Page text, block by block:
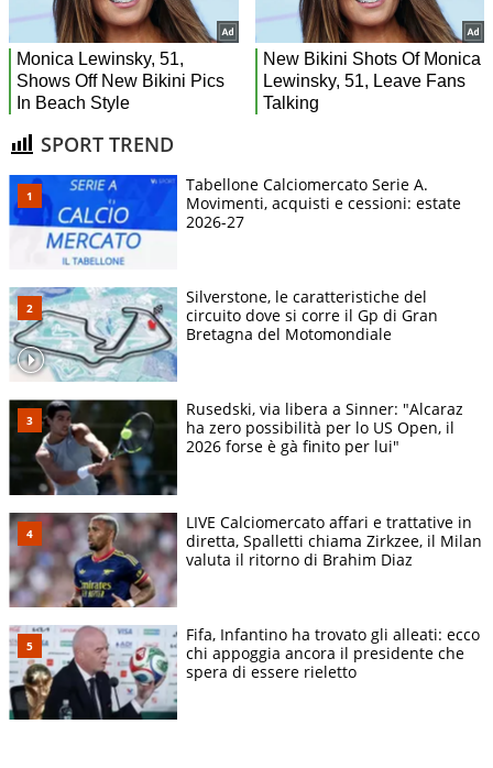
SPORT TREND
Tabellone Calciomercato Serie A.
Movimenti, acquisti e cessioni: estate
2026-27
Silverstone, le caratteristiche del
circuito dove si corre il Gp di Gran
Bretagna del Motomondiale
Rusedski, via libera a Sinner: "Alcaraz
ha zero possibilità per lo US Open, il
2026 forse è gà finito per lui"
LIVE Calciomercato affari e trattative in
diretta, Spalletti chiama Zirkzee, il Milan
valuta il ritorno di Brahim Diaz
Fifa, Infantino ha trovato gli alleati: ecco
chi appoggia ancora il presidente che
spera di essere rieletto